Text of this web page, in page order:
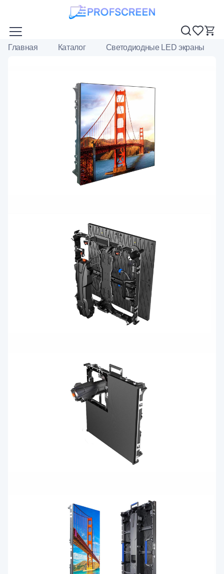
Главная Каталог Светодиодные LED экраны